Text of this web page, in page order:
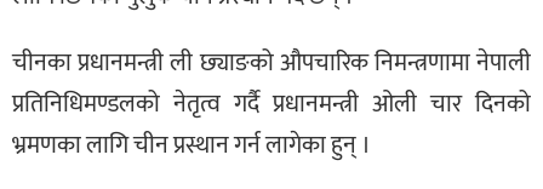
चीनका प्रधानमन्त्री ली छ्याङको औपचारिक निमन्त्रणामा नेपाली
प्रतिनिधिमण्डलको नेतृत्व गर्दै प्रधानमन्त्री ओली चार दिनको
भ्रमणका लागि चीन प्रस्थान गर्न लागेका हुन् ।